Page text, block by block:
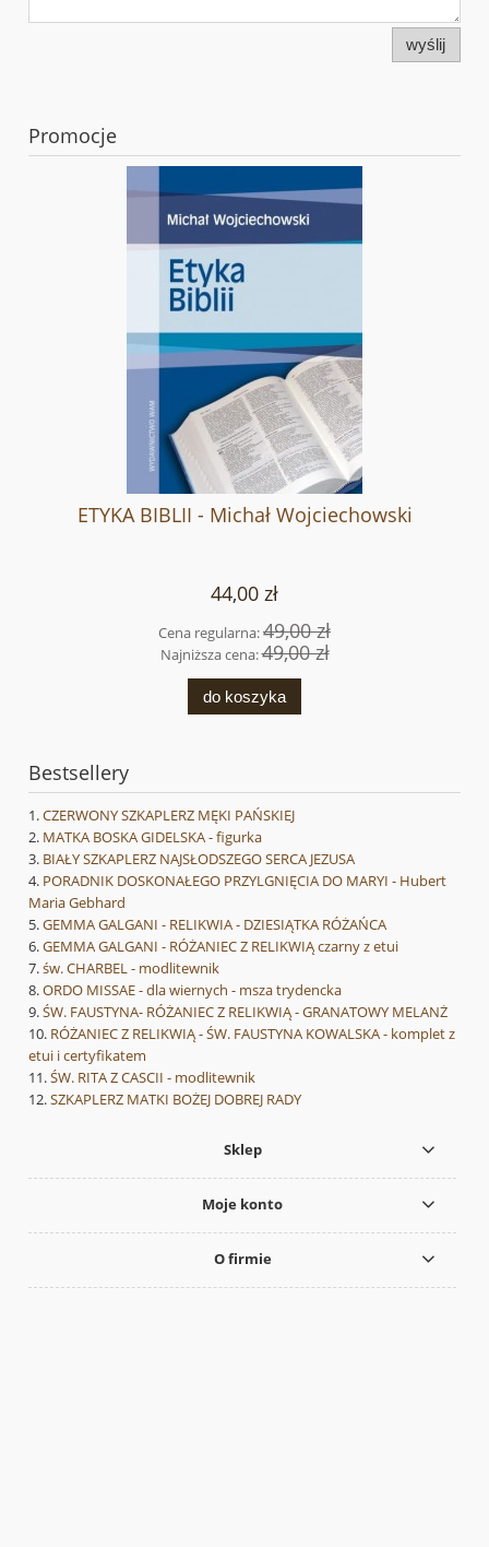
wyślij
Promocje
ETYKA BIBLII - Michał Wojciechowski
44,00 zł
Cena regularna:49,00 zł
Najniższa cena:49,00 zł
do koszyka
Bestsellery
CZERWONY SZKAPLERZ MĘKI PAŃSKIEJ
MATKA BOSKA GIDELSKA - figurka
BIAŁY SZKAPLERZ NAJSŁODSZEGO SERCA JEZUSA
PORADNIK DOSKONAŁEGO PRZYLGNIĘCIA DO MARYI - Hubert
Maria Gebhard
GEMMA GALGANI - RELIKWIA - DZIESIĄTKA RÓŻAŃCA
GEMMA GALGANI - RÓŻANIEC Z RELIKWIĄ czarny z etui
św. CHARBEL - modlitewnik
ORDO MISSAE - dla wiernych - msza trydencka
ŚW. FAUSTYNA- RÓŻANIEC Z RELIKWIĄ - GRANATOWY MELANŻ
RÓŻANIEC Z RELIKWIĄ - ŚW. FAUSTYNA KOWALSKA - komplet z
etui i certyfikatem
ŚW. RITA Z CASCII - modlitewnik
SZKAPLERZ MATKI BOŻEJ DOBREJ RADY
Sklep
Moje konto
O firmie